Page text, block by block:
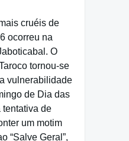
cruéis de
ocorreu na
O
tornou-se
vulnerabilidade
de Dia das
tentativa de
um motim
“Salve Geral”,